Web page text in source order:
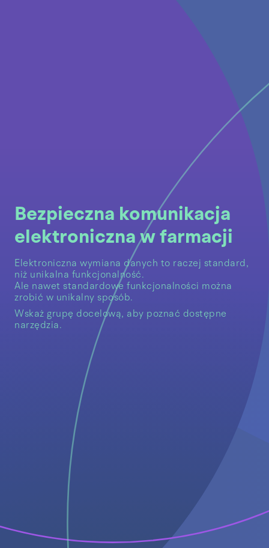
Bezpieczna komunikacja
elektroniczna w farmacji
Elektroniczna wymiana danych to raczej standard,
niż unikalna funkcjonalność.
Ale nawet standardowe funkcjonalności można
zrobić w unikalny sposób.
Wskaż grupę docelową, aby poznać dostępne
narzędzia.